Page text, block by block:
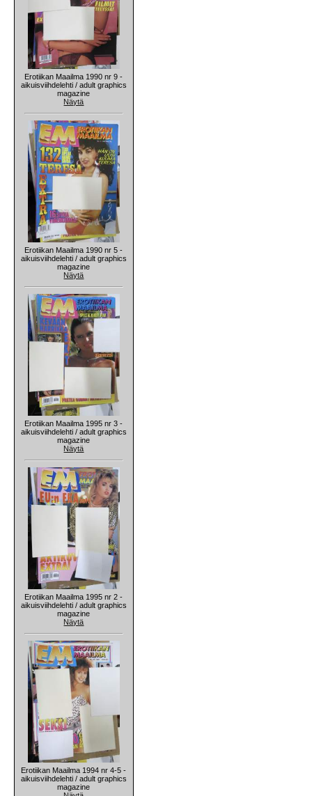
Erotiikan Maailma 1990 nr 9 -
aikuisviihdelehti / adult graphics
magazine
Näytä
Erotiikan Maailma 1990 nr 5 -
aikuisviihdelehti / adult graphics
magazine
Näytä
Erotiikan Maailma 1995 nr 3 -
aikuisviihdelehti / adult graphics
magazine
Näytä
Erotiikan Maailma 1995 nr 2 -
aikuisviihdelehti / adult graphics
magazine
Näytä
Erotiikan Maailma 1994 nr 4-5 -
aikuisviihdelehti / adult graphics
magazine